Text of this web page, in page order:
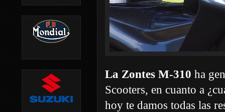
La Zontes M-310 ha
Scooters, en cuanto a
hoy te damos todas las